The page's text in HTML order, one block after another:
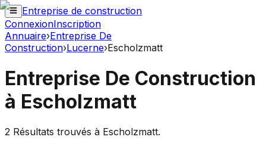
Entreprise de construction
ConnexionInscription
Annuaire›Entreprise De
Construction›Lucerne›Escholzmatt
Entreprise De Construction
à Escholzmatt
2 Résultats trouvés à Escholzmatt.